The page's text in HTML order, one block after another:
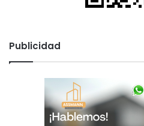
Publicidad